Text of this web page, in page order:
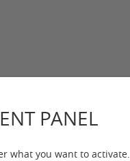
PANEL
what you want to activate.